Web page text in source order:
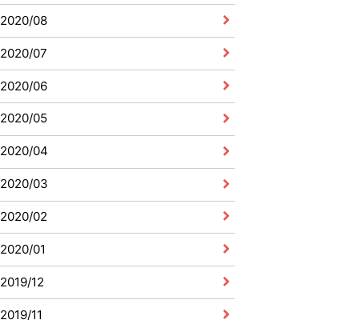
2020/08
2020/07
2020/06
2020/05
2020/04
2020/03
2020/02
2020/01
2019/12
2019/11